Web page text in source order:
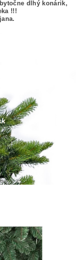
dlhý konárik,
!!!